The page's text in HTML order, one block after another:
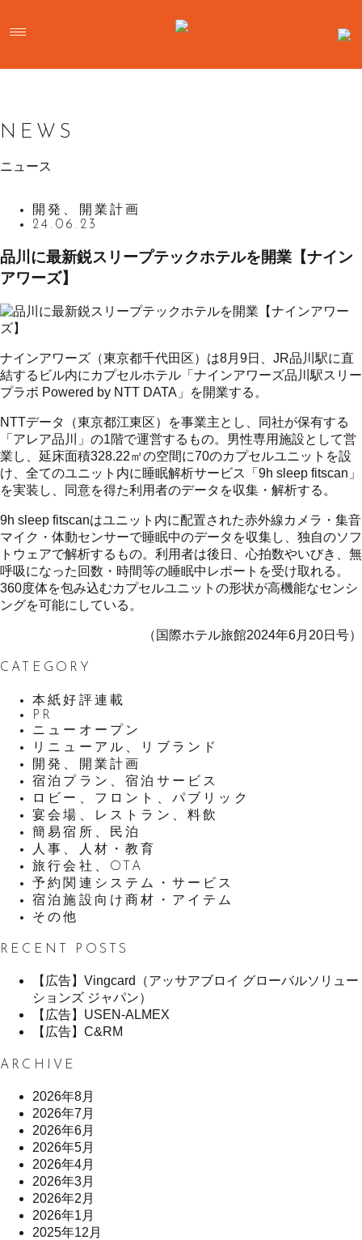
NEWS
ニュース
開発、開業計画
24.06.23
品川に最新鋭スリープテックホテルを開業【ナイン
アワーズ】
ナインアワーズ（東京都千代田区）は8月9日、JR品川駅に直
結するビル内にカプセルホテル「ナインアワーズ品川駅スリー
プラボ Powered by NTT DATA」を開業する。
NTTデータ（東京都江東区）を事業主とし、同社が保有する
「アレア品川」の1階で運営するもの。男性専用施設として営
業し、延床面積328.22㎡の空間に70のカプセルユニットを設
け、全てのユニット内に睡眠解析サービス「9h sleep fitscan」
を実装し、同意を得た利用者のデータを収集・解析する。
9h sleep fitscanはユニット内に配置された赤外線カメラ・集音
マイク・体動センサーで睡眠中のデータを収集し、独自のソフ
トウェアで解析するもの。利用者は後日、心拍数やいびき、無
呼吸になった回数・時間等の睡眠中レポートを受け取れる。
360度体を包み込むカプセルユニットの形状が高機能なセンシ
ングを可能にしている。
（国際ホテル旅館2024年6月20日号）
CATEGORY
本紙好評連載
PR
ニューオープン
リニューアル、リブランド
開発、開業計画
宿泊プラン、宿泊サービス
ロビー、フロント、パブリック
宴会場、レストラン、料飲
簡易宿所、民泊
人事、人材・教育
旅行会社、OTA
予約関連システム・サービス
宿泊施設向け商材・アイテム
その他
RECENT POSTS
【広告】Vingcard（アッサアブロイ グローバルソリュー
ションズ ジャパン）
【広告】USEN-ALMEX
【広告】C&RM
ARCHIVE
2026年8月
2026年7月
2026年6月
2026年5月
2026年4月
2026年3月
2026年2月
2026年1月
2025年12月